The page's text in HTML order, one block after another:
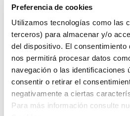
Preferencia de cookies
Utilizamos tecnologías como las
terceros) para almacenar y/o
del dispositivo. El consentimiento
nos permitirá procesar datos
navegación o las identificaciones
consentir o retirar el
negativamente a ciertas
Para más información consulte
Click&Collect - Recogida gratis
en nuestras tiendas